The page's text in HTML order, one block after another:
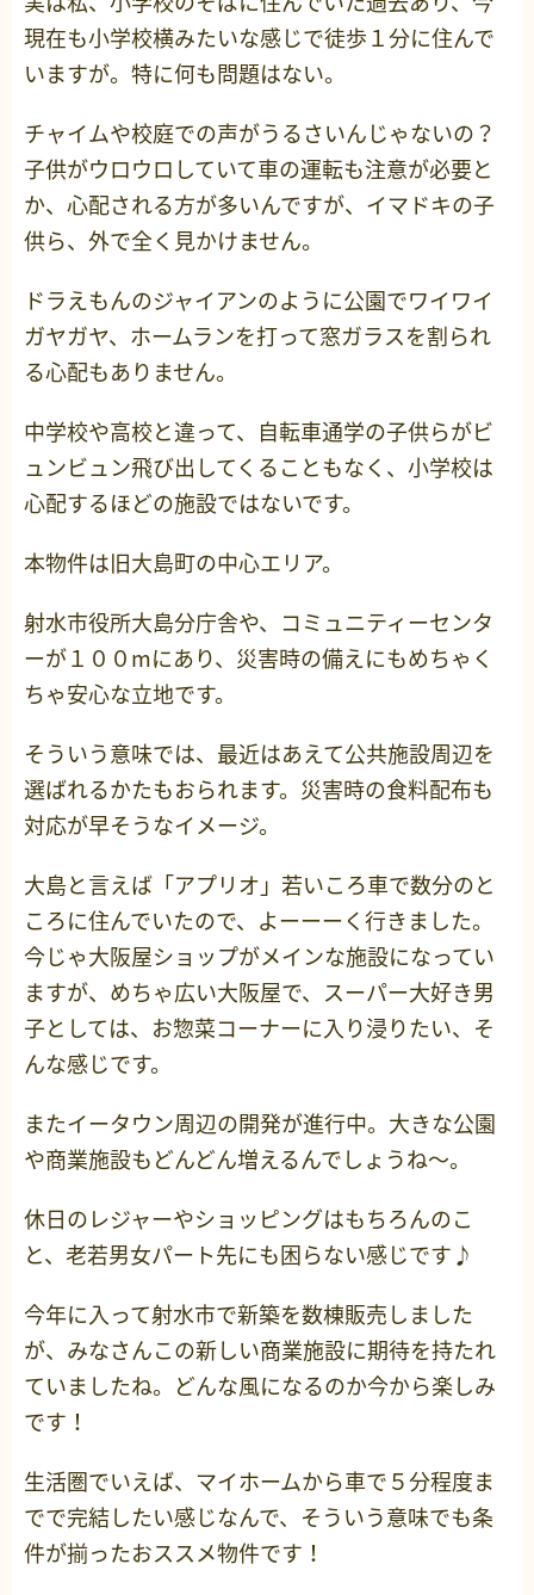
現在も小学校横みたいな感じで徒歩１分に住んで
いますが。特に何も問題はない。
チャイムや校庭での声がうるさいんじゃないの？
子供がウロウロしていて車の運転も注意が必要と
か、心配される方が多いんですが、イマドキの子
供ら、外で全く見かけません。
ドラえもんのジャイアンのように公園でワイワイ
ガヤガヤ、ホームランを打って窓ガラスを割られ
る心配もありません。
中学校や高校と違って、自転車通学の子供らがビ
ュンビュン飛び出してくることもなく、小学校は
心配するほどの施設ではないです。
本物件は旧大島町の中心エリア。
射水市役所大島分庁舎や、コミュニティーセンタ
ーが１００mにあり、災害時の備えにもめちゃく
ちゃ安心な立地です。
そういう意味では、最近はあえて公共施設周辺を
選ばれるかたもおられます。災害時の食料配布も
対応が早そうなイメージ。
大島と言えば「アプリオ」若いころ車で数分のと
ころに住んでいたので、よーーーく行きました。
今じゃ大阪屋ショップがメインな施設になってい
ますが、めちゃ広い大阪屋で、スーパー大好き男
子としては、お惣菜コーナーに入り浸りたい、そ
んな感じです。
またイータウン周辺の開発が進行中。大きな公園
や商業施設もどんどん増えるんでしょうね～。
休日のレジャーやショッピングはもちろんのこ
と、老若男女パート先にも困らない感じです♪
今年に入って射水市で新築を数棟販売しました
が、みなさんこの新しい商業施設に期待を持たれ
ていましたね。どんな風になるのか今から楽しみ
です！
生活圏でいえば、マイホームから車で５分程度ま
でで完結したい感じなんで、そういう意味でも条
件が揃ったおススメ物件です！